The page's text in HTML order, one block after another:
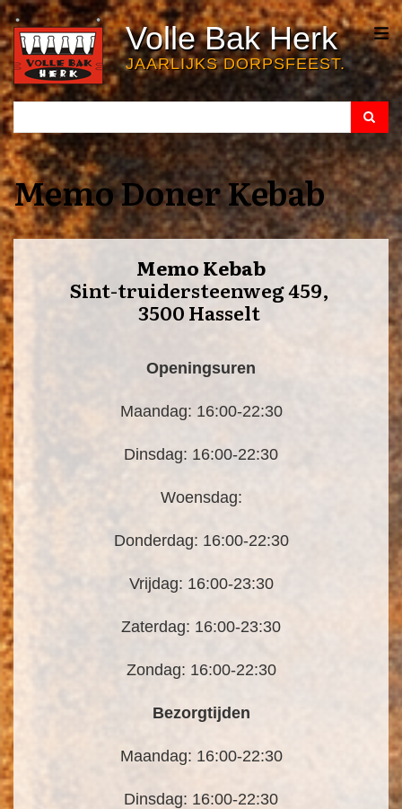
Overslaan
en
naar
de
inhoud
gaan
Volle Bak Herk
JAARLIJKS DORPSFEEST.
Search
Memo Doner Kebab
Memo Kebab
Sint-truidersteenweg 459,
3500 Hasselt
Openingsuren
Maandag: 16:00-22:30
Dinsdag: 16:00-22:30
Woensdag:
Donderdag: 16:00-22:30
Vrijdag: 16:00-23:30
Zaterdag: 16:00-23:30
Zondag: 16:00-22:30
Bezorgtijden
Maandag: 16:00-22:30
Dinsdag: 16:00-22:30